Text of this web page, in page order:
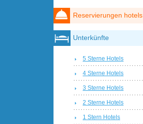
Reservierungen hotels
Unterkünfte
5 Sterne Hotels
4 Sterne Hotels
3 Sterne Hotels
2 Sterne Hotels
1 Stern Hotels